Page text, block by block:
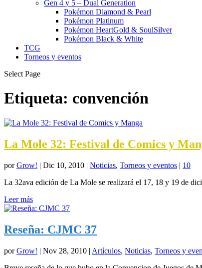
Gen 4 y 5 – Dual Generation
Pokémon Diamond & Pearl
Pokémon Platinum
Pokémon HeartGold & SoulSilver
Pokémon Black & White
TCG
Torneos y eventos
Select Page
Etiqueta: convención
La Mole 32: Festival de Comics y
porGrow! | Dic 10, 2010 | Noticias, Torneos y eventos | 10
La 32ava edición de La Mole se realizará el 17, 18 y 19 de
Leer más
Reseña: CJMC 37
porGrow! | Nov 28, 2010 | Artículos, Noticias, Torneos y